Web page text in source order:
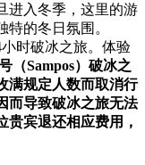
进入冬季，这里的游
的冬日氛围。
时破冰之旅。体验
（Sampos）破冰之
满规定人数而取消行
而导致破冰之旅无法
贵宾退还相应费用，